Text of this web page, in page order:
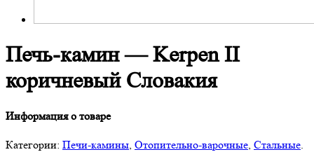
Печь-камин — Kerpen II
коричневый Словакия
Информация о товаре
Категории: Печи-камины, Отопительно-варочные, Стальные.